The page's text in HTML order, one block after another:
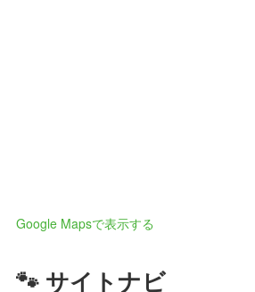
Google Mapsで表示する
🐾 サイトナビ